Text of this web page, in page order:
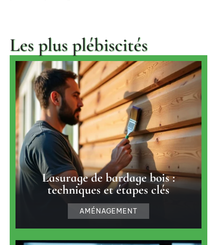
Les plus plébiscités
Lasurage de bardage bois :
techniques et étapes clés
AMÉNAGEMENT